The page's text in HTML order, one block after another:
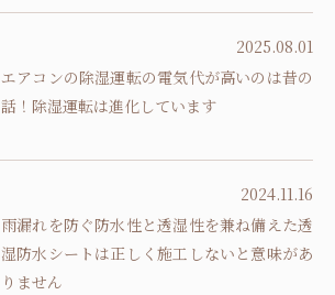
2025.08.01
エアコンの除湿運転の電気代が高いのは昔の
話！除湿運転は進化しています
2024.11.16
雨漏れを防ぐ防水性と透湿性を兼ね備えた透
湿防水シートは正しく施工しないと意味があ
りません